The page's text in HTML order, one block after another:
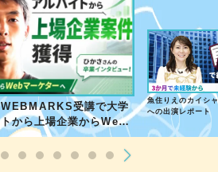
イシャを伝えるテレビ様
ート
「lotsful」にて弊
介いただきました